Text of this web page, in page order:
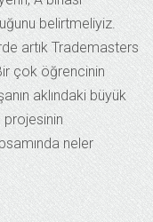
belirtmeliyiz.
artık Trademasters
çok öğrencinin
aklındaki büyük
neler